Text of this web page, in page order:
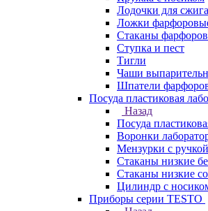
Лодочки для
Ложки
Стаканы
Ступка и пест
Тигли
Чаши
Шпатели
Посуда пластиковая
Назад
Посуда
Воронки
Мензурки с ручкой
Стаканы низкие
Стаканы низкие
Цилиндр с
Приборы серии TESTO